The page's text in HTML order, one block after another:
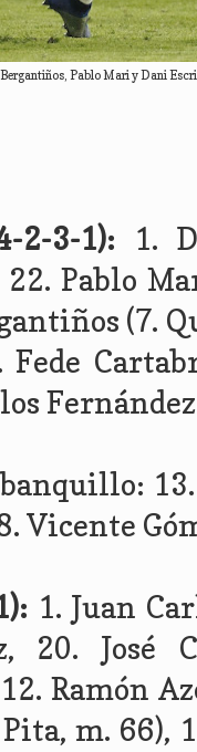
Pablo Mari y Dani
2-3-1):
1.
Pablo
(7.
Fede
Vicente
1. Juan
20. José
Ramón
m. 66),